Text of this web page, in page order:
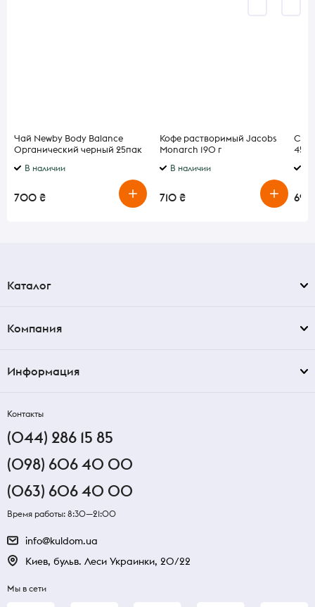
Чай Newby Body Balance
Органический черный 25пак
В наличии
700 ₴
Кофе растворимый Jacobs
Monarch 190 г
В наличии
710 ₴
Сыр
45%
Каталог
Компания
Информация
Контакты
(044) 286 15 85
(098) 606 40 00
(063) 606 40 00
Время работы: 8:30—21:00
info@kuldom.ua
Киев, бульв. Леси Украинки, 20/22
Мы в сети